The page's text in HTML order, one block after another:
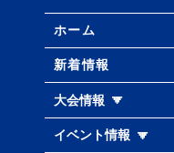
ホーム
新着情報
大会情報
イベント情報